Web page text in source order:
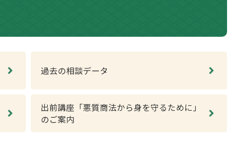
過去の相談データ
出前講座「悪質商法から身を守るために」
のご案内